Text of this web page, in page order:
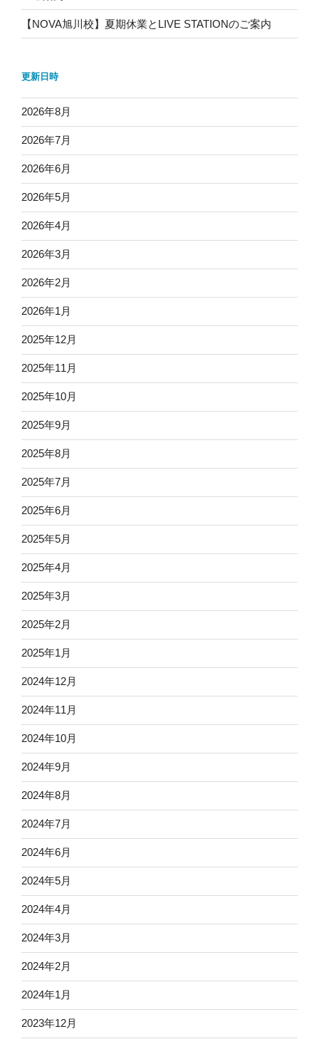
【NOVA旭川校】夏期休業とLIVE STATIONのご案内
更新日時
2026年8月
2026年7月
2026年6月
2026年5月
2026年4月
2026年3月
2026年2月
2026年1月
2025年12月
2025年11月
2025年10月
2025年9月
2025年8月
2025年7月
2025年6月
2025年5月
2025年4月
2025年3月
2025年2月
2025年1月
2024年12月
2024年11月
2024年10月
2024年9月
2024年8月
2024年7月
2024年6月
2024年5月
2024年4月
2024年3月
2024年2月
2024年1月
2023年12月